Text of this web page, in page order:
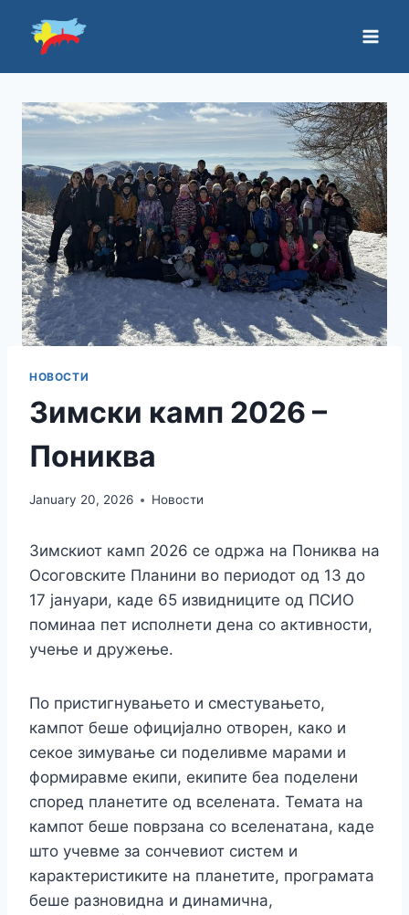
НОВОСТИ
Зимски камп 2026 –
Пониква
January 20, 2026 Новости
Зимскиот камп 2026 се одржа на Пониква на
Осоговските Планини во периодот од 13 до
17 јануари, каде 65 извидниците од ПСИО
поминаа пет исполнети дена со активности,
учење и дружење.
По пристигнувањето и сместувањето,
кампот беше официјално отворен, како и
секое зимување си поделивме марами и
формиравме екипи, екипите беа поделени
според планетите од вселената. Темата на
кампот беше поврзана со вселенатана, каде
што учевме за сончевиот систем и
карактеристиките на планетите, програмата
беше разновидна и динамична,